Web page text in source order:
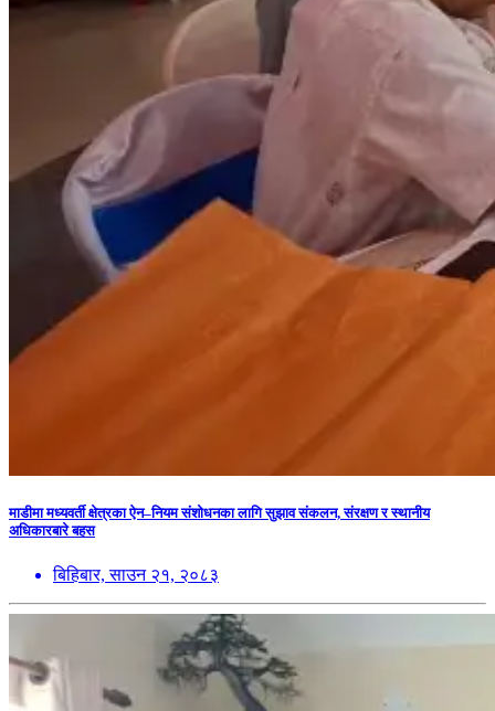
माडीमा मध्यवर्ती क्षेत्रका ऐन–नियम संशोधनका लागि सुझाव संकलन, संरक्षण र स्थानीय
अधिकारबारे बहस
बिहिबार, साउन २१, २०८३